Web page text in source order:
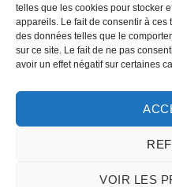
telles que les cookies pour stocker
appareils. Le fait de consentir à
des données telles que le
sur ce site. Le fait de ne pas
avoir un effet négatif sur certaines
VOIR LES